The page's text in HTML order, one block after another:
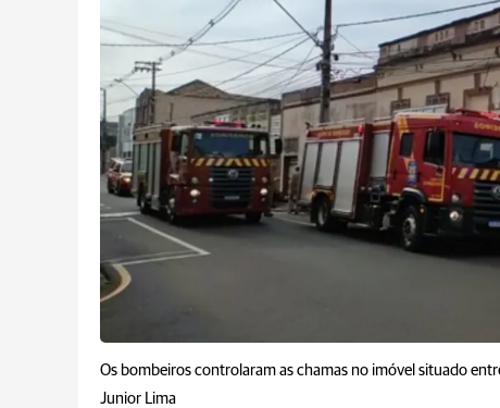
Os bombeiros controlaram as chamas no imóvel situado
Junior Lima